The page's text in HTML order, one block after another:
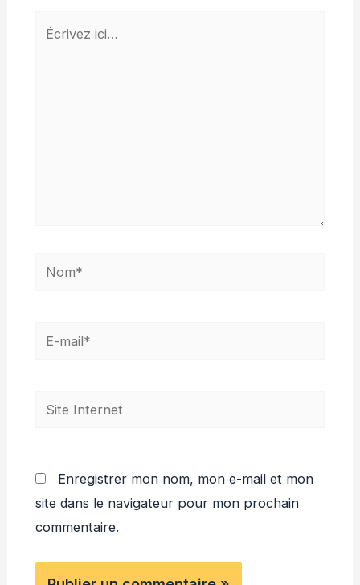
Écrivez
Nom*
E-
Site
Enregistrer mon nom, mon e-mail et mon
site dans le navigateur pour mon prochain
commentaire.